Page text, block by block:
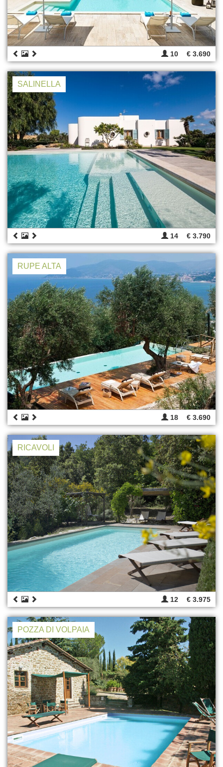
10 € 3.690
SALINELLA
14 € 3.790
RUPE ALTA
18 € 3.690
RICAVOLI
12 € 3.975
POZZA DI VOLPAIA